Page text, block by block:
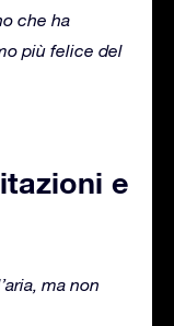
che ha
più felice del
e
ma non